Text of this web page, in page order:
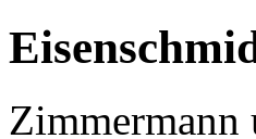
Zimmermann